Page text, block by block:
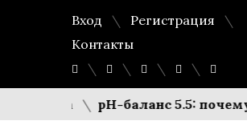
Вход
Регистрация
Контакты
pH-баланс 5.5: почему